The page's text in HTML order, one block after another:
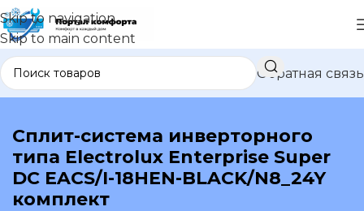
Skip to navigation
Skip to main content
Обратная связь
В каталог
Сплит-система инверторного
типа Electrolux Enterprise Super
DC EACS/I-18HEN-BLACK/N8_24Y
комплект